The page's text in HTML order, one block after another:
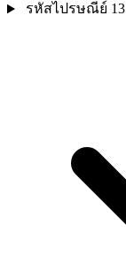
รหัสไปรษณีย์